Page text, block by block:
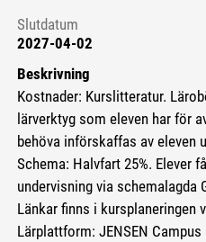
Slutdatum
2027-04-02
Beskrivning
Kostnader: Kurslitteratur.
lärverktyg som eleven har för
behöva införskaffas av eleven
Schema: Halvfart 25%. Elever
undervisning via schemalagda
Länkar finns i kursplaneringen
Lärplattform: JENSEN Campus